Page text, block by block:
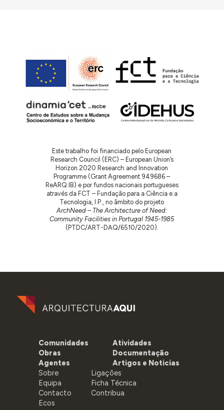
Este trabalho foi financiado pelo European
Research Council (ERC) – European Union’s
Horizon 2020 Research and Innovation
Programme (Grant Agreement 949686 –
ReARQ.IB) e por fundos nacionais portugueses
através da FCT – Fundação para a Ciência e a
Tecnologia, I.P., no âmbito do projeto
ArchNeed – The Architecture of Need:
Community Facilities in Portugal 1945-1985
(PTDC/ART-DAQ/6510/2020).
Comunidades
Obras
Agentes
Atividades
Documentação
Artigos e Noticias
Sobre
Equipa
Contacto
Ecos
Ligações
Ficha Técnica
Contribua